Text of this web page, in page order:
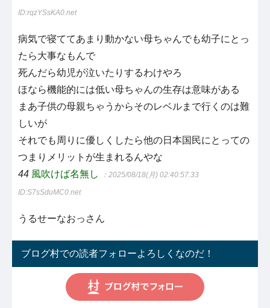
ID:rqzYSsKA0.net
病気で寝ててあまり動かない母ちゃんでも幼子にとっ
たら大事なもんで
死んだら幼児が泣いたりするわけやろ
ほなら機能的には低い母ちゃんの生存は意味がある
まあ子供の母親ちゃうからそのレベルまで行くのは難
しいが
それでも周りに優しくしたら他の日本国民にとっての
つまりメリットが生まれるんやな
44 風吹けば名無し ：2025/08/18(月) 02:40:57.33
ID:S7sSduMC0.net
うるせーなおっさん
ブログ村での読者フォローよろしくなのだ！